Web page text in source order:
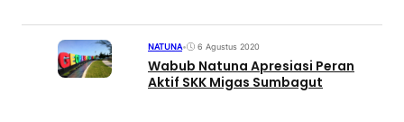
NATUNA• 6 Agustus 2020
Wabub Natuna Apresiasi Peran
Aktif SKK Migas Sumbagut